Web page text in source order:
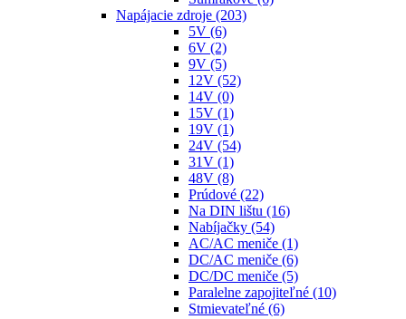
Napájacie zdroje (203)
5V (6)
6V (2)
9V (5)
12V (52)
14V (0)
15V (1)
19V (1)
24V (54)
31V (1)
48V (8)
Prúdové (22)
Na DIN lištu (16)
Nabíjačky (54)
AC/AC meniče (1)
DC/AC meniče (6)
DC/DC meniče (5)
Paralelne zapojiteľné (10)
Stmievateľné (6)